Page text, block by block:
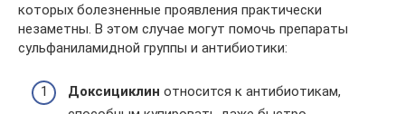
которых болезненные проявления практически
незаметны. В этом случае могут помочь препараты
сульфаниламидной группы и антибиотики:
Доксициклин относится к антибиотикам,